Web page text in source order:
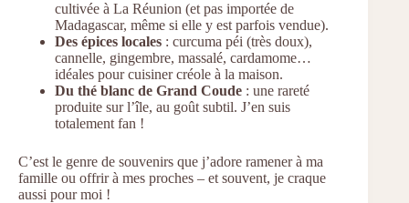
cultivée à La Réunion (et pas importée de
Madagascar, même si elle y est parfois vendue).
Des épices locales : curcuma péi (très doux),
cannelle, gingembre, massalé, cardamome…
idéales pour cuisiner créole à la maison.
Du thé blanc de Grand Coude : une rareté
produite sur l’île, au goût subtil. J’en suis
totalement fan !
C’est le genre de souvenirs que j’adore ramener à ma
famille ou offrir à mes proches – et souvent, je craque
aussi pour moi !